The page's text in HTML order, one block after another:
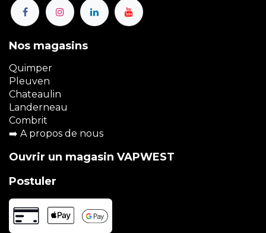
Nos magasins
Quimper
Pleuven
Chateaulin
Landerneau
Combrit
➡️ A propos de nous
Ouvrir un magasin VAPWEST
Postuler